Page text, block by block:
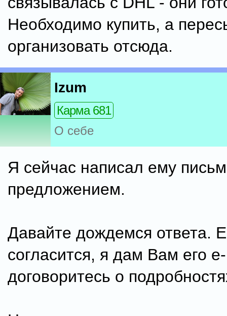
Необходимо купить, а
организовать отсюда.
Izum
Карма 681
О себе
Я сейчас написал ему
предложением.
Давайте дождемся ответа.
согласится, я дам Вам его
договоритесь о